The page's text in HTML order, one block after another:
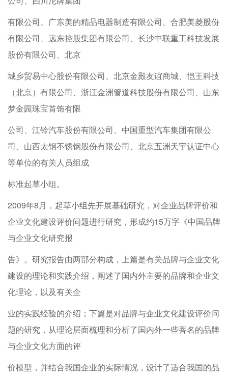
有限公司、广东美的精品电器制造有限公司、合肥美菱股份
有限公司、远东控股集团有限公司、长沙中联重工科技发展
股份有限公司、北京
城乡贸易中心股份有限公司、北京金殿友谊商城、恺王科技
（北京）有限公司、浙江金洲管道科技股份有限公司、山东
梦金园珠宝首饰有限
公司、江铃汽车股份有限公司、中国重型汽车集团有限公
司、山西太钢不锈钢股份有限公司、北京五洲天宇认证中心
等单位的有关人员组成
标准起草小组。
2009年8月，起草小组先开展基础研究，对企业品牌评价和
企业文化建设评价问题进行研究，形成约15万字《中国品牌
与企业文化研究报
告》。研究报告由两部分构成，上篇是有关品牌与企业文化
建设的理论和实践介绍，阐述了国内外主要的品牌和企业文
化理论，以及有关企
业的实践经验的介绍；下篇是对品牌与企业文化建设评价问
题的研究，从理论层面梳理和分析了国内外一些菩名的品牌
与企业文化方面的评
价模型，并结合我国企业的实际情况，设计了适合我国的品